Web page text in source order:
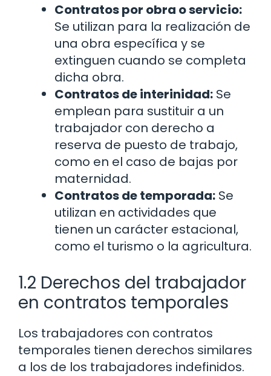
Contratos por obra o servicio:
Se utilizan para la realización de
una obra específica y se
extinguen cuando se completa
dicha obra.
Contratos de interinidad: Se
emplean para sustituir a un
trabajador con derecho a
reserva de puesto de trabajo,
como en el caso de bajas por
maternidad.
Contratos de temporada: Se
utilizan en actividades que
tienen un carácter estacional,
como el turismo o la agricultura.
1.2 Derechos del trabajador
en contratos temporales
Los trabajadores con contratos
temporales tienen derechos similares
a los de los trabajadores indefinidos.